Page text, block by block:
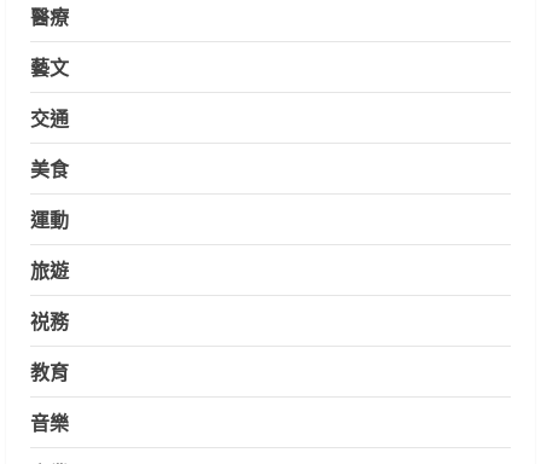
醫療
藝文
交通
美食
運動
旅遊
祱務
教育
音樂